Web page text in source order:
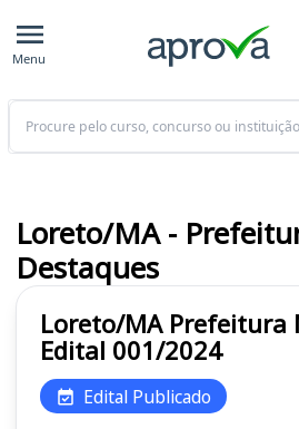
Menu
Buscar
Loreto/MA Prefeitura
Edital 001/2024
Edital Publicado
Loreto/MA -
Destaques